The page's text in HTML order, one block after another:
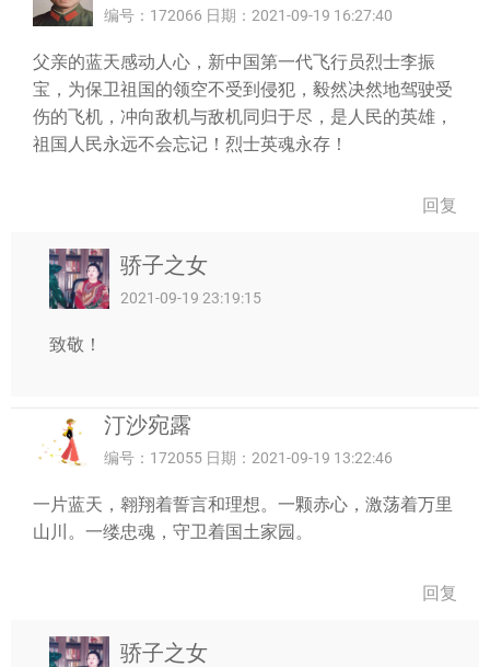
编号：172066 日期：2021-09-19 16:27:40
父亲的蓝天感动人心，新中国第一代飞行员烈士李振
宝，为保卫祖国的领空不受到侵犯，毅然决然地驾驶受
伤的飞机，冲向敌机与敌机同归于尽，是人民的英雄，
祖国人民永远不会忘记！烈士英魂永存！
回复
骄子之女
2021-09-19 23:19:15
致敬！
汀沙宛露
编号：172055 日期：2021-09-19 13:22:46
一片蓝天，翱翔着誓言和理想。一颗赤心，激荡着万里
山川。一缕忠魂，守卫着国土家园。
回复
骄子之女